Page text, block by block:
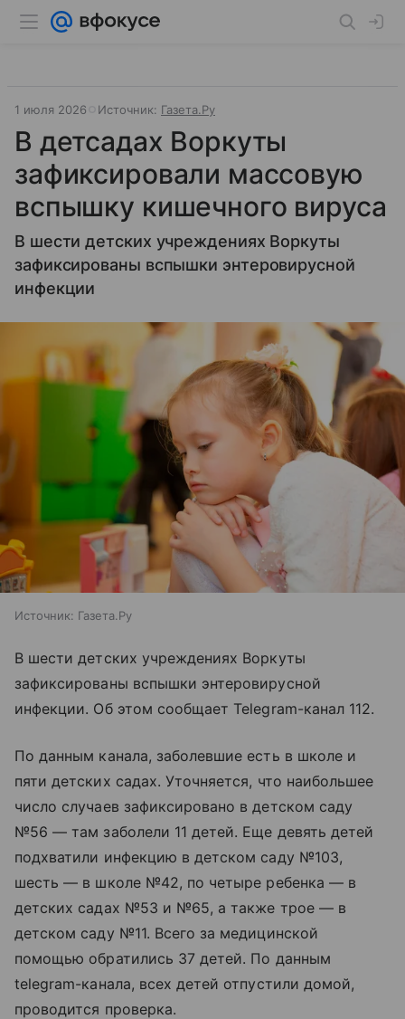
1 июля 2026 Источник: Газета.Ру
В детсадах Воркуты
зафиксировали массовую
вспышку кишечного вируса
В шести детских учреждениях Воркуты
зафиксированы вспышки энтеровирусной
инфекции
Источник: Газета.Ру
В шести детских учреждениях Воркуты
зафиксированы вспышки энтеровирусной
инфекции. Об этом сообщает Telegram-канал 112.
По данным канала, заболевшие есть в школе и
пяти детских садах. Уточняется, что наибольшее
число случаев зафиксировано в детском саду
№56 — там заболели 11 детей. Еще девять детей
подхватили инфекцию в детском саду №103,
шесть — в школе №42, по четыре ребенка — в
детских садах №53 и №65, а также трое — в
детском саду №11. Всего за медицинской
помощью обратились 37 детей. По данным
telegram-канала, всех детей отпустили домой,
проводится проверка.